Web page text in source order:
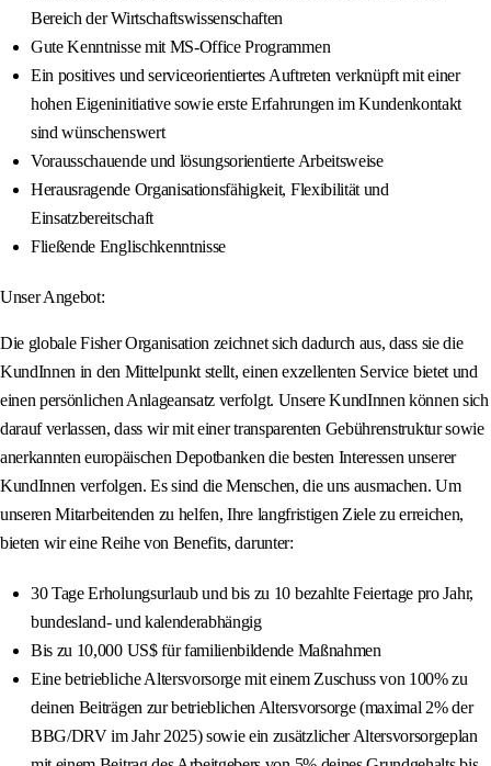
Bereich der Wirtschaftswissenschaften
Gute Kenntnisse mit MS-Office Programmen
Ein positives und serviceorientiertes Auftreten verknüpft mit einer
hohen Eigeninitiative sowie erste Erfahrungen im Kundenkontakt
sind wünschenswert
Vorausschauende und lösungsorientierte Arbeitsweise
Herausragende Organisationsfähigkeit, Flexibilität und
Einsatzbereitschaft
Fließende Englischkenntnisse
Unser Angebot:
Die globale Fisher Organisation zeichnet sich dadurch aus, dass sie die
KundInnen in den Mittelpunkt stellt, einen exzellenten Service bietet und
einen persönlichen Anlageansatz verfolgt. Unsere KundInnen können sich
darauf verlassen, dass wir mit einer transparenten Gebührenstruktur sowie
anerkannten europäischen Depotbanken die besten Interessen unserer
KundInnen verfolgen. Es sind die Menschen, die uns ausmachen. Um
unseren Mitarbeitenden zu helfen, Ihre langfristigen Ziele zu erreichen,
bieten wir eine Reihe von Benefits, darunter:
30 Tage Erholungsurlaub und bis zu 10 bezahlte Feiertage pro Jahr,
bundesland- und kalenderabhängig
Bis zu 10,000 US$ für familienbildende Maßnahmen
Eine betriebliche Altersvorsorge mit einem Zuschuss von 100% zu
deinen Beiträgen zur betrieblichen Altersvorsorge (maximal 2% der
BBG/DRV im Jahr 2025) sowie ein zusätzlicher Altersvorsorgeplan